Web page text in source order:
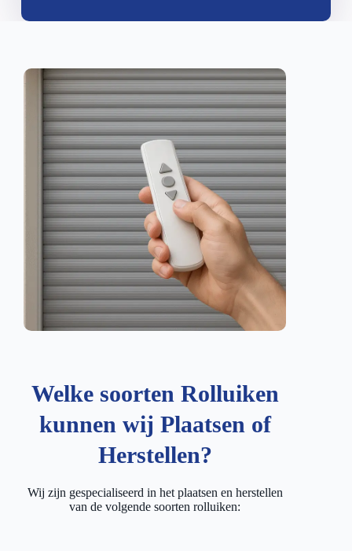
Welke soorten Rolluiken
kunnen wij Plaatsen of
Herstellen?
Wij zijn gespecialiseerd in het plaatsen en herstellen
van de volgende soorten rolluiken: